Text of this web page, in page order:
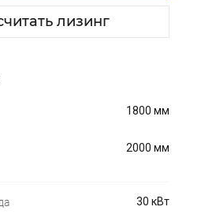
лизинг
1800 мм
2000 мм
30 кВт